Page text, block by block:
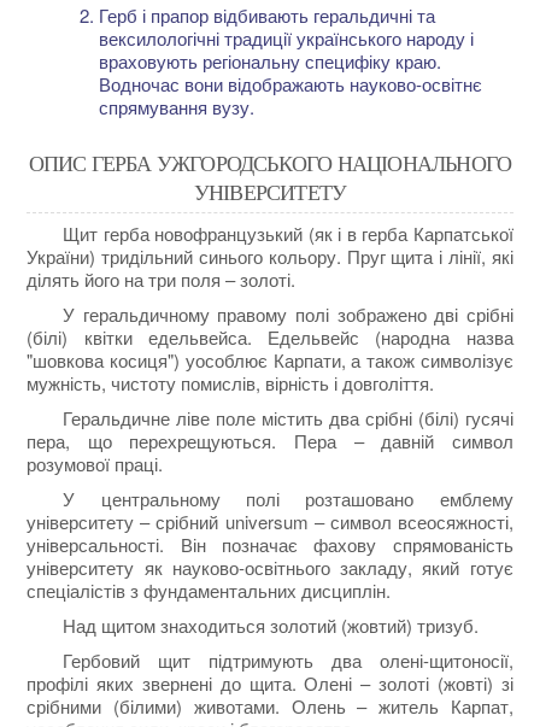
Герб і прапор відбивають геральдичні та
вексилологічні традиції українського народу і
враховують регіональну специфіку краю.
Водночас вони відображають науково-освітнє
спрямування вузу.
ОПИС ГЕРБА УЖГОРОДСЬКОГО НАЦІОНАЛЬНОГО
УНІВЕРСИТЕТУ
Щит герба новофранцузький (як і в герба Карпатської
України) тридільний синього кольору. Пруг щита і лінії, які
ділять його на три поля – золоті.
У геральдичному правому полі зображено дві срібні
(білі) квітки едельвейса. Едельвейс (народна назва
"шовкова косиця") уособлює Карпати, а також символізує
мужність, чистоту помислів, вірність і довголіття.
Геральдичне ліве поле містить два срібні (білі) гусячі
пера, що перехрещуються. Пера – давній символ
розумової праці.
У центральному полі розташовано емблему
університету – срібний universum – символ всеосяжності,
універсальності. Він позначає фахову спрямованість
університету як науково-освітнього закладу, який готує
спеціалістів з фундаментальних дисциплін.
Над щитом знаходиться золотий (жовтий) тризуб.
Гербовий щит підтримують два олені-щитоносії,
профілі яких звернені до щита. Олені – золоті (жовті) зі
срібними (білими) животами. Олень – житель Карпат,